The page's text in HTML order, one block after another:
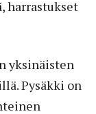
harrastukset
yksinäisten
Pysäkki on